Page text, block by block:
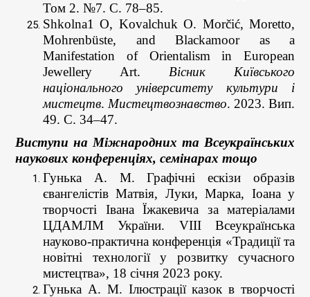
Том 2. №7. С. 78–85.
Shkolna1 O, Kovalchuk O. Morčić, Moretto,
Mohrenbüste, and Blackamoor as a
Manifestation of Orientalism in European
Jewellery Art. Вісник Київського
національного університету культури і
мистецтв. Мистецтвознавство. 2023. Вип.
49. С. 34–47.
Виступи на Міжнародних та Всеукраїнських
наукових конференціях, семінарах тощо
Гунька А. М. Графічні ескізи образів
євангелістів Матвія, Луки, Марка, Іоана у
творчості Івана Їжакевича за матеріалами
ЦДАМЛМ України. VІІІ Всеукраїнська
науково-практична конференція «Традиції та
новітні технології у розвитку сучасного
мистецтва», 18 січня 2023 року.
Гунька А. М. Ілюстрації казок в творчості